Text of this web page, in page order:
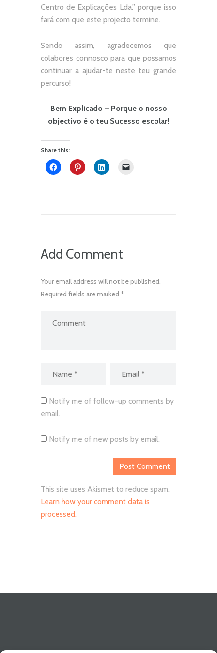
Centro de Explicações Lda.” porque isso
fará com que este projecto termine.
Sendo assim, agradecemos que
colabores connosco para que possamos
continuar a ajudar-te neste teu grande
percurso!
Bem Explicado – Porque o nosso
objectivo é o teu Sucesso escolar!
Share this:
Add Comment
Your email address will not be published.
Required fields are marked *
Notify me of follow-up comments by
email.
Notify me of new posts by email.
This site uses Akismet to reduce spam.
Learn how your comment data is
processed.